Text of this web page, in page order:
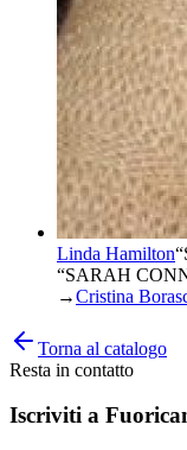
Linda Hamilton“
“SARAH
→Cristina
Torna al catalogo
Resta in contatto
Iscriviti a